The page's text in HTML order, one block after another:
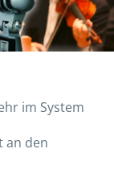
im System
an den